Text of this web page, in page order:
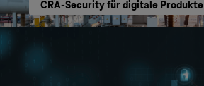
CRA-Security für digitale Produkte